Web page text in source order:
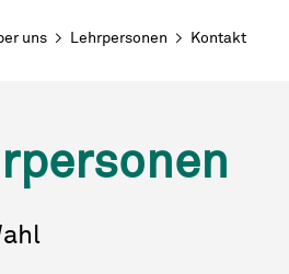
uns Lehrpersonen Kontakt